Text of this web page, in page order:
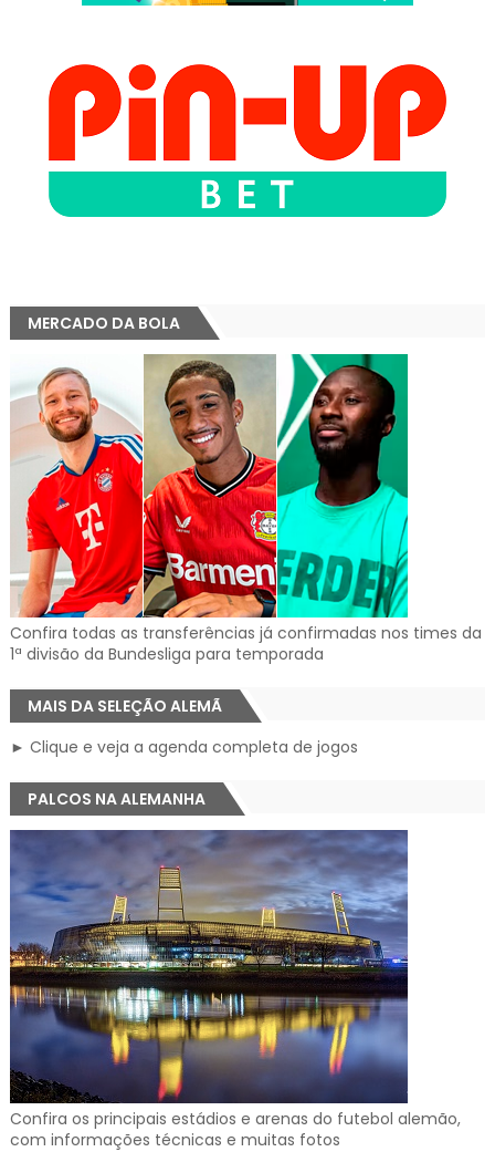
MERCADO DA BOLA
Confira todas as transferências já confirmadas nos times da
1ª divisão da Bundesliga para temporada
MAIS DA SELEÇÃO ALEMÃ
► Clique e veja a agenda completa de jogos
PALCOS NA ALEMANHA
Confira os principais estádios e arenas do futebol alemão,
com informações técnicas e muitas fotos